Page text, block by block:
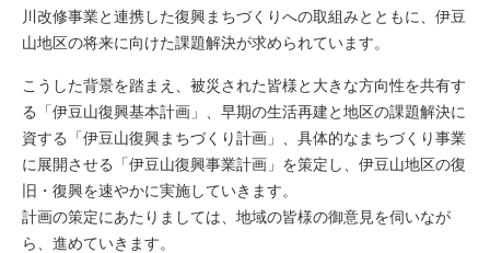
川改修事業と連携した復興まちづくりへの取組みとともに、伊豆
山地区の将来に向けた課題解決が求められています。
こうした背景を踏まえ、被災された皆様と大きな方向性を共有す
る「伊豆山復興基本計画」、早期の生活再建と地区の課題解決に
資する「伊豆山復興まちづくり計画」、具体的なまちづくり事業
に展開させる「伊豆山復興事業計画」を策定し、伊豆山地区の復
旧・復興を速やかに実施していきます。
計画の策定にあたりましては、地域の皆様の御意見を伺いなが
ら、進めていきます。